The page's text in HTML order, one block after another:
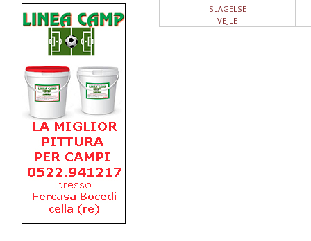
SLAGELSE
VEJLE